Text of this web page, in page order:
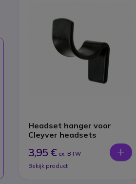
Headset hanger voor
Cleyver headsets
3,95 € ex. BTW
Bekijk product